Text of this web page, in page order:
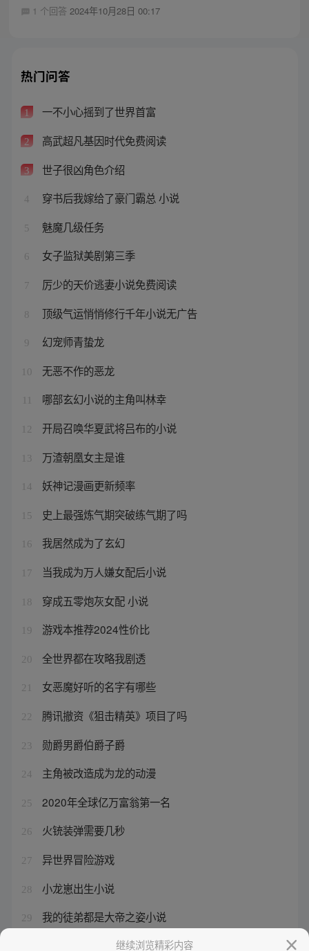
1 个回答 2024年10月28日 00:17
热门问答
1 一不小心摇到了世界首富
2 高武超凡基因时代免费阅读
3 世子很凶角色介绍
4 穿书后我嫁给了豪门霸总 小说
5 魅魔几级任务
6 女子监狱美剧第三季
7 厉少的天价逃妻小说免费阅读
8 顶级气运悄悄修行千年小说无广告
9 幻宠师青蛰龙
10 无恶不作的恶龙
哪部玄幻小说的主角叫林幸
12 开局召唤华夏武将吕布的小说
13 万渣朝凰女主是谁
14 妖神记漫画更新频率
15 史上最强炼气期突破练气期了吗
16 我居然成为了玄幻
17 当我成为万人嫌女配后小说
18 穿成五零炮灰女配 小说
19 游戏本推荐2024性价比
20 全世界都在攻略我剧透
21 女恶魔好听的名字有哪些
22 腾讯撤资《狙击精英》项目了吗
23 勋爵男爵伯爵子爵
24 主角被改造成为龙的动漫
25 2020年全球亿万富翁第一名
26 火铳装弹需要几秒
27 异世界冒险游戏
28 小龙崽出生小说
29 我的徒弟都是大帝之姿小说
穿成霸总的恶毒未婚妻继续浏览精彩内容